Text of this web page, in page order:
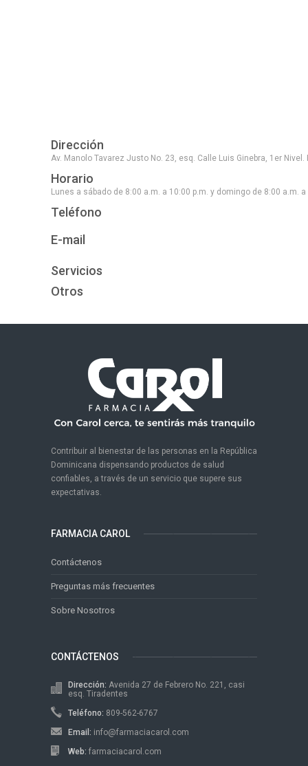
Dirección
Av. Manolo Tavarez Justo No. 23, esq. Calle Luis Ginebra, 1er Nivel.
Horario
Lunes a sábado de 8:00 a.m. a 10:00 p.m. y domingo de 8:00 a.m. a
Teléfono
E-mail
Servicios
Otros
Contribuir al bienestar de las personas en la República
Dominicana dispensando productos de salud
confiables, a través de un servicio que supere sus
expectativas.
FARMACIA CAROL
Contáctenos
Preguntas más frecuentes
Sobre Nosotros
CONTÁCTENOS
Dirección: Avenida 27 de Febrero No. 221, casi
esq. Tiradentes
Teléfono: 809-562-6767
Email: info@farmaciacarol.com
Web: farmaciacarol.com